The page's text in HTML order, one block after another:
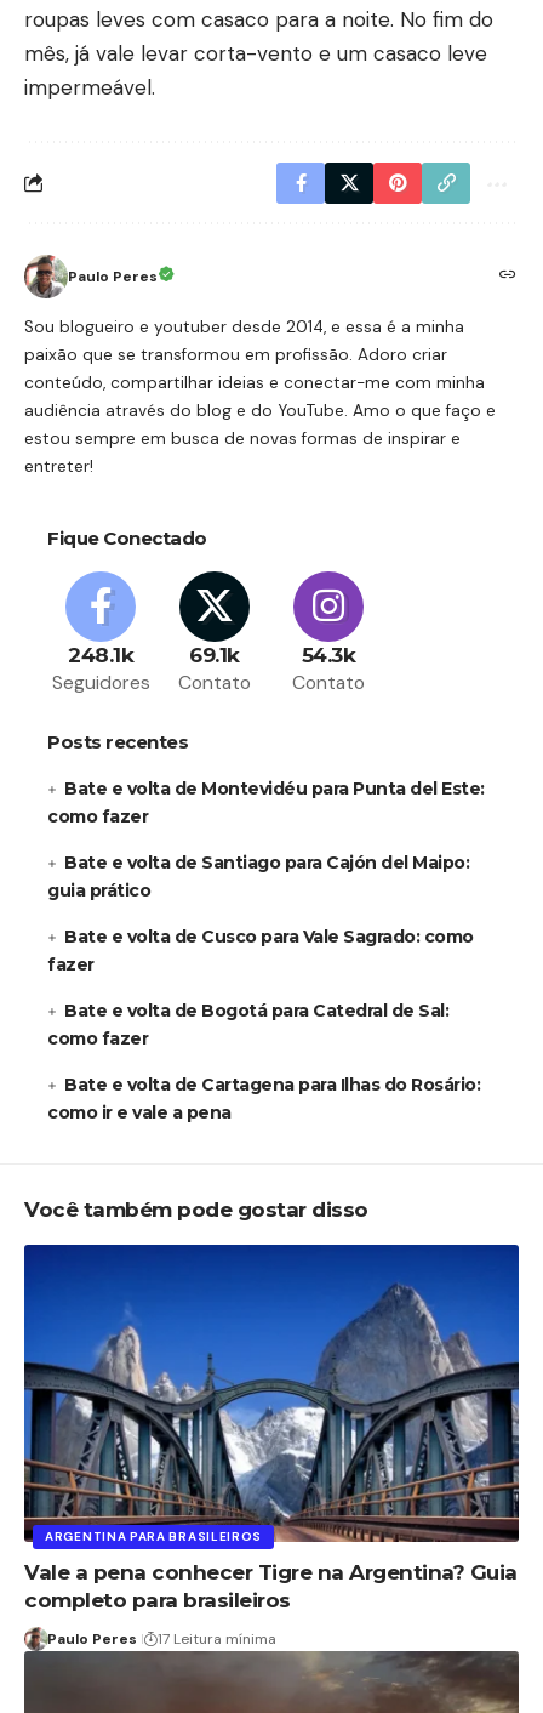
roupas leves com casaco para a noite. No fim do
mês, já vale levar corta-vento e um casaco leve
impermeável.
Paulo Peres
Sou blogueiro e youtuber desde 2014, e essa é a minha
paixão que se transformou em profissão. Adoro criar
conteúdo, compartilhar ideias e conectar-me com minha
audiência através do blog e do YouTube. Amo o que faço e
estou sempre em busca de novas formas de inspirar e
entreter!
Fique Conectado
248.1k
Seguidores
69.1k
Contato
54.3k
Contato
Posts recentes
Bate e volta de Montevidéu para Punta del Este:
como fazer
Bate e volta de Santiago para Cajón del Maipo:
guia prático
Bate e volta de Cusco para Vale Sagrado: como
fazer
Bate e volta de Bogotá para Catedral de Sal:
como fazer
Bate e volta de Cartagena para Ilhas do Rosário:
como ir e vale a pena
Você também pode gostar disso
ARGENTINA PARA BRASILEIROS
Vale a pena conhecer Tigre na Argentina? Guia
completo para brasileiros
Paulo Peres 17 Leitura mínima